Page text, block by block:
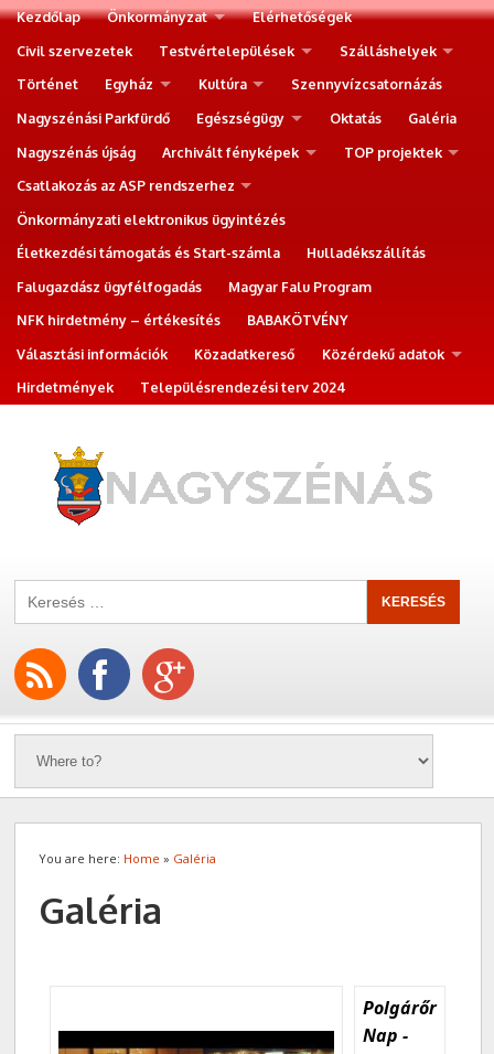
Kezdőlap Önkormányzat
Elérhetőségek
Civil szervezetek
Testvértelepülések
Szálláshelyek
Történet
Egyház Kultúra
Szennyvízcsatornázás
Nagyszénási Parkfürdő
Egészségügy Oktatás
Galéria
Nagyszénás újság
Archivált fényképek
TOP projektek
Csatlakozás az ASP rendszerhez
Önkormányzati elektronikus ügyintézés
Életkezdési támogatás és Start-számla
Hulladékszállítás
Falugazdász ügyfélfogadás
Magyar Falu Program
NFK hirdetmény – értékesítés
BABAKÖTVÉNY
Választási információk
Közadatkereső
Közérdekű adatok
Hirdetmények
Településrendezési terv 2024
You are here: Home » Galéria
Galéria
Polgárőr
Nap -